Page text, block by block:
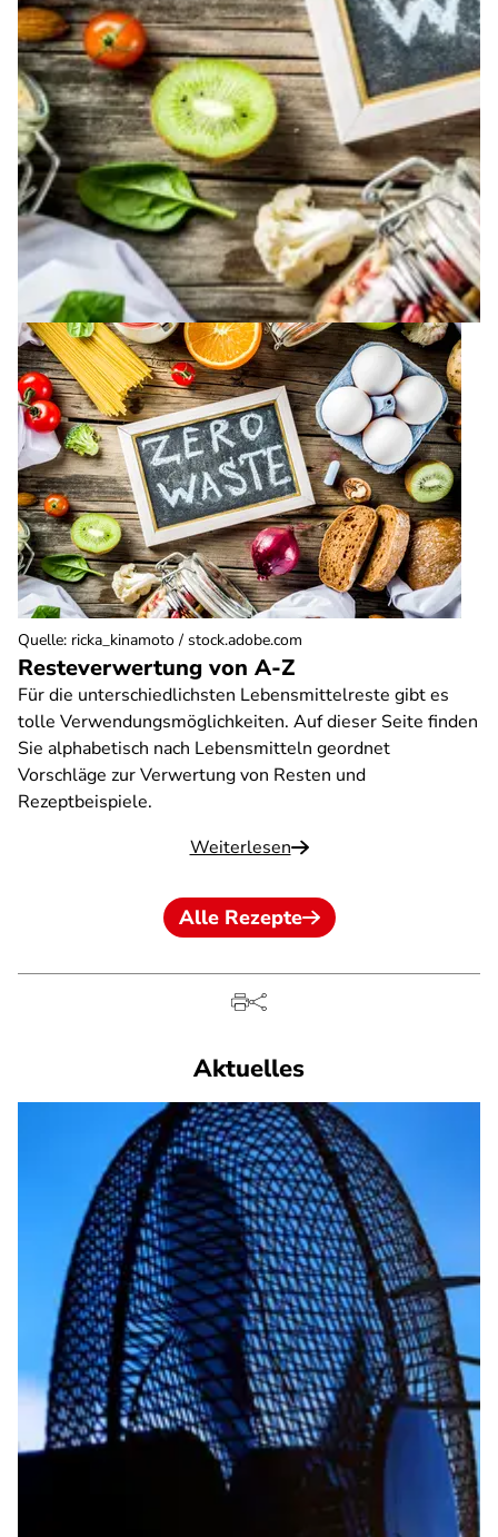
Resteverwertung von A-Z
Für die unterschiedlichsten Lebensmittelreste gibt es
tolle Verwendungsmöglichkeiten. Auf dieser Seite finden
Sie alphabetisch nach Lebensmitteln geordnet
Vorschläge zur Verwertung von Resten und
Rezeptbeispiele.
Weiterlesen
Quelle: ricka_kinamoto / stock.adobe.com
Alle Rezepte
Aktuelles